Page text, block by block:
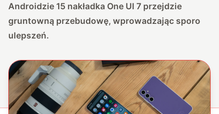
Androidzie 15 nakładka One UI 7 przejdzie
gruntowną przebudowę, wprowadzając sporo
ulepszeń.